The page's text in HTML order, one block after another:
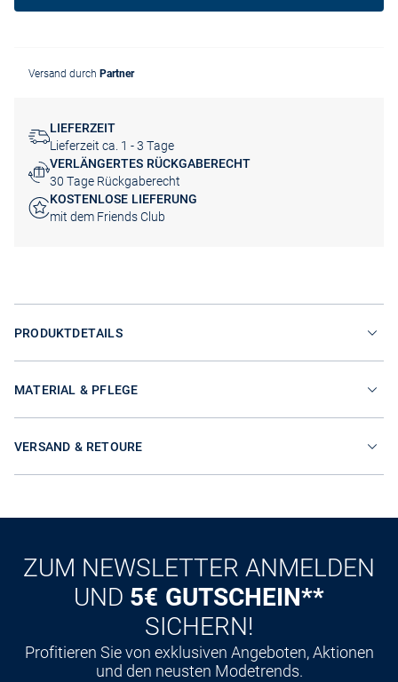
Versand durch Partner
LIEFERZEIT
Lieferzeit ca. 1 - 3 Tage
VERLÄNGERTES RÜCKGABERECHT
30 Tage Rückgaberecht
KOSTENLOSE LIEFERUNG
mit dem Friends Club
PRODUKTDETAILS
MATERIAL & PFLEGE
VERSAND & RETOURE
ZUM NEWSLETTER ANMELDEN
UND 5€ GUTSCHEIN**
SICHERN!
Profitieren Sie von exklusiven Angeboten, Aktionen
und den neusten Modetrends.